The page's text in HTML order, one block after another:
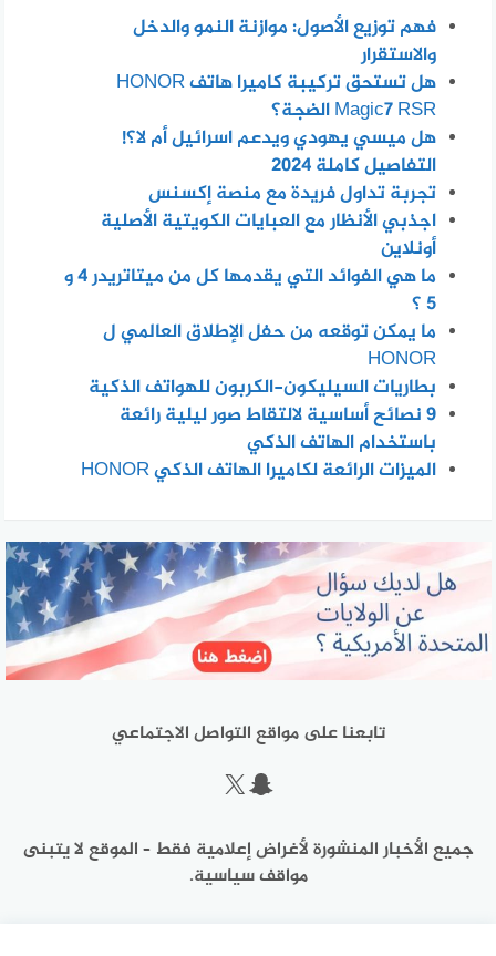
فهم توزيع الأصول: موازنة النمو والدخل
والاستقرار
هل تستحق تركيبة كاميرا هاتف HONOR
Magic7 RSR الضجة؟
هل ميسي يهودي ويدعم اسرائيل أم لا؟!
التفاصيل كاملة 2024
تجربة تداول فريدة مع منصة إكسنس
اجذبي الأنظار مع العبايات الكويتية الأصلية
أونلاين
ما هي الفوائد التي يقدمها كل من ميتاتريدر 4 و
5 ؟
ما يمكن توقعه من حفل الإطلاق العالمي ل
HONOR
بطاريات السيليكون-الكربون للهواتف الذكية
٩ نصائح أساسية لالتقاط صور ليلية رائعة
باستخدام الهاتف الذكي
الميزات الرائعة لكاميرا الهاتف الذكي HONOR
تابعنا على مواقع التواصل الاجتماعي
سناب شات
إكس
جميع الأخبار المنشورة لأغراض إعلامية فقط – الموقع لا يتبنى
مواقف سياسية.